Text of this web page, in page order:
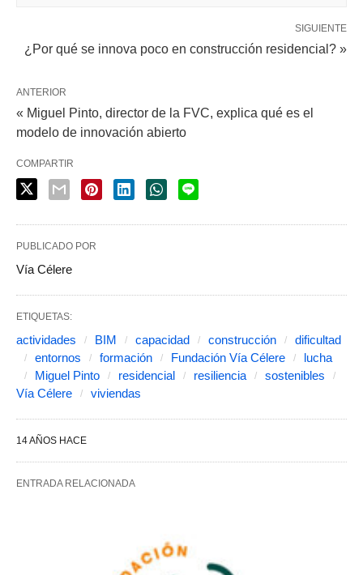
SIGUIENTE
¿Por qué se innova poco en construcción residencial? »
ANTERIOR
« Miguel Pinto, director de la FVC, explica qué es el
modelo de innovación abierto
COMPARTIR
PUBLICADO POR
Vía Célere
ETIQUETAS:
actividades BIM capacidad construcción
dificultad
entornos
formación Fundación Vía Célere
lucha
Miguel Pinto
residencial resiliencia
sostenibles
Vía Célere
viviendas
14 AÑOS HACE
ENTRADA RELACIONADA